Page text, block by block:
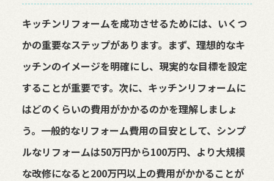
キッチンリフォームを成功させるためには、いくつ
かの重要なステップがあります。まず、理想的なキ
ッチンのイメージを明確にし、現実的な目標を設定
することが重要です。次に、キッチンリフォームに
はどのくらいの費用がかかるのかを理解しましょ
う。一般的なリフォーム費用の目安として、シンプ
ルなリフォームは50万円から100万円、より大規模
な改修になると200万円以上の費用がかかることが